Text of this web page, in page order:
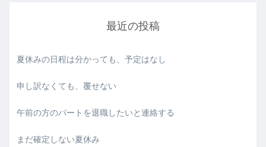
最近の投稿
夏休みの日程は分かっても、予定はなし
申し訳なくても、覆せない
午前の方のパートを退職したいと連絡する
まだ確定しない夏休み